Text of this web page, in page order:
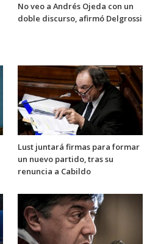
No veo a Andrés Ojeda con un
doble discurso, afirmó Delgrossi
Lust juntará firmas para formar
un nuevo partido, tras su
renuncia a Cabildo